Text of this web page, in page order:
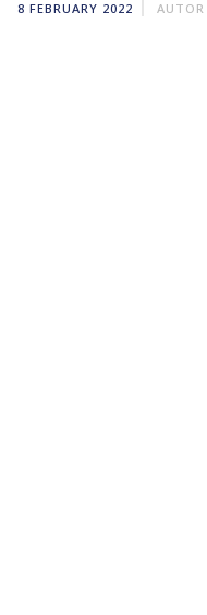
8 FEBRUARY 2022 AUTOR